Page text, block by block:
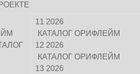
11 2026
КАТАЛОГ ОРИФЛЕЙМ
12 2026
КАТАЛОГ ОРИФЛЕЙМ
13 2026